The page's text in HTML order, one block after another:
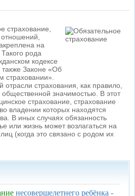
страхование,
на
рода
кодексе
Законе «Об
страховании».
страхования, как правило,
общественной значимостью. В этот
страхование, страхование
владении которых находятся
В иных случаях обязанность
или жизнь может возлагаться на
(когда это связано с родом их
несовершелетнего ребёнка -